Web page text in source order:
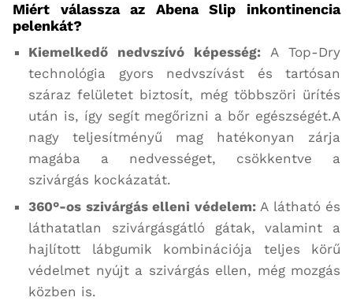
Miért válassza az Abena Slip inkontinencia
pelenkát?
Kiemelkedő nedvszívó képesség: A Top-Dry
technológia gyors nedvszívást és tartósan
száraz felületet biztosít, még többszöri ürítés
után is, így segít megőrizni a bőr egészségét.A
nagy teljesítményű mag hatékonyan zárja
magába a nedvességet, csökkentve a
szivárgás kockázatát.
360°-os szivárgás elleni védelem:A látható és
láthatatlan szivárgásgátló gátak, valamint a
hajlított lábgumik kombinációja teljes körű
védelmet nyújt a szivárgás ellen, még mozgás
közben is.